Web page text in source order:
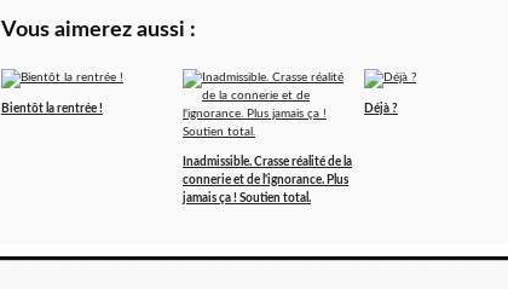
Vous aimerez aussi :
Bientôt la rentrée !
Inadmissible. Crasse réalité de la
connerie et de l'ignorance. Plus
jamais ça ! Soutien total.
Déjà ?